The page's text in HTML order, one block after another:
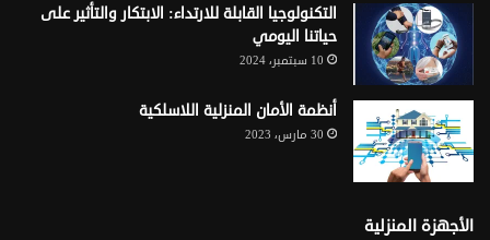
التكنولوجيا القابلة للارتداء: الابتكار والتأثير على
حياتنا اليومي
10 سبتمبر، 2024
أنظمة الأمان المنزلية اللاسلكية
30 مارس، 2023
الأجهزة المنزلية